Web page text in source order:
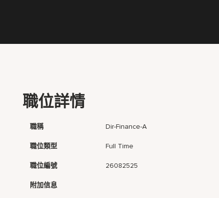
職位詳情
職稱 Dir-Finance-A
職位類型 Full Time
職位編號 26082525
附加信息